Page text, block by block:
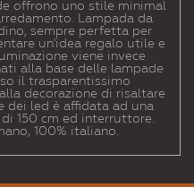
offrono uno stile minimal
Lampada da
sempre perfetta per
un'idea regalo utile e
viene invece
alla base delle lampade
il trasparentissimo
decorazione di risaltare
dei led è affidata ad una
150 cm ed interruttore.
100% italiano.